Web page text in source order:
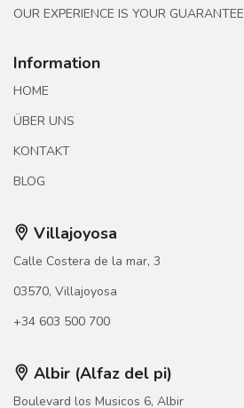
OUR EXPERIENCE IS YOUR GUARANTEE
Information
HOME
ÜBER UNS
KONTAKT
BLOG
Villajoyosa
Calle Costera de la mar, 3
03570, Villajoyosa
+34 603 500 700
Albir (Alfaz del pi)
Boulevard los Musicos 6, Albir